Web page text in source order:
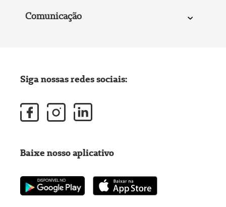
Comunicação
Siga nossas redes sociais:
Baixe nosso aplicativo